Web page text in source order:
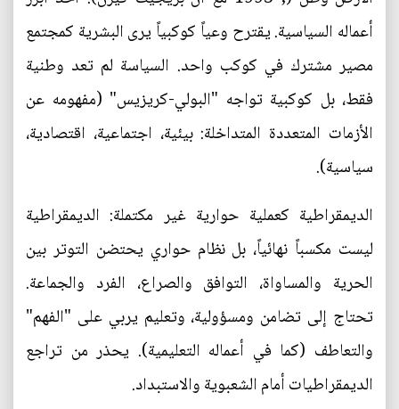
أعماله السياسية. يقترح وعياً كوكبياً يرى البشرية كمجتمع
مصير مشترك في كوكب واحد. السياسة لم تعد وطنية
فقط، بل كوكبية تواجه "البولي-كريزيس" (مفهومه عن
الأزمات المتعددة المتداخلة: بيئية، اجتماعية، اقتصادية،
سياسية).
الديمقراطية كعملية حوارية غير مكتملة: الديمقراطية
ليست مكسباً نهائياً، بل نظام حواري يحتضن التوتر بين
الحرية والمساواة، التوافق والصراع، الفرد والجماعة.
تحتاج إلى تضامن ومسؤولية، وتعليم يربي على "الفهم"
والتعاطف (كما في أعماله التعليمية). يحذر من تراجع
الديمقراطيات أمام الشعبوية والاستبداد.